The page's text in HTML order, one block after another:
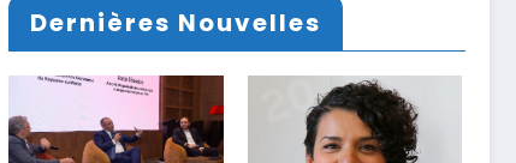
Dernières Nouvelles